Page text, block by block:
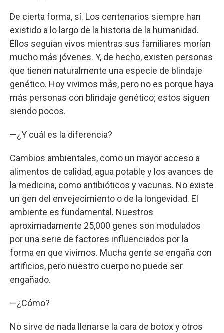
De cierta forma, sí. Los centenarios siempre han
existido a lo largo de la historia de la humanidad.
Ellos seguían vivos mientras sus familiares morían
mucho más jóvenes. Y, de hecho, existen personas
que tienen naturalmente una especie de blindaje
genético. Hoy vivimos más, pero no es porque haya
más personas con blindaje genético; estos siguen
siendo pocos.
—¿Y cuál es la diferencia?
Cambios ambientales, como un mayor acceso a
alimentos de calidad, agua potable y los avances de
la medicina, como antibióticos y vacunas. No existe
un gen del envejecimiento o de la longevidad. El
ambiente es fundamental. Nuestros
aproximadamente 25,000 genes son modulados
por una serie de factores influenciados por la
forma en que vivimos. Mucha gente se engaña con
artificios, pero nuestro cuerpo no puede ser
engañado.
—¿Cómo?
No sirve de nada llenarse la cara de botox y otros